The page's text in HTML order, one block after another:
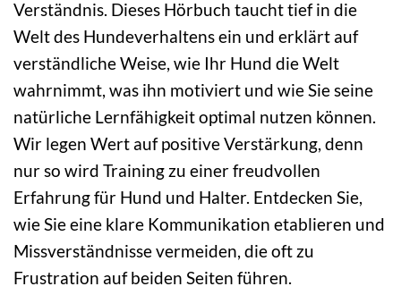
Verständnis. Dieses Hörbuch taucht tief in die
Welt des Hundeverhaltens ein und erklärt auf
verständliche Weise, wie Ihr Hund die Welt
wahrnimmt, was ihn motiviert und wie Sie seine
natürliche Lernfähigkeit optimal nutzen können.
Wir legen Wert auf positive Verstärkung, denn
nur so wird Training zu einer freudvollen
Erfahrung für Hund und Halter. Entdecken Sie,
wie Sie eine klare Kommunikation etablieren und
Missverständnisse vermeiden, die oft zu
Frustration auf beiden Seiten führen.